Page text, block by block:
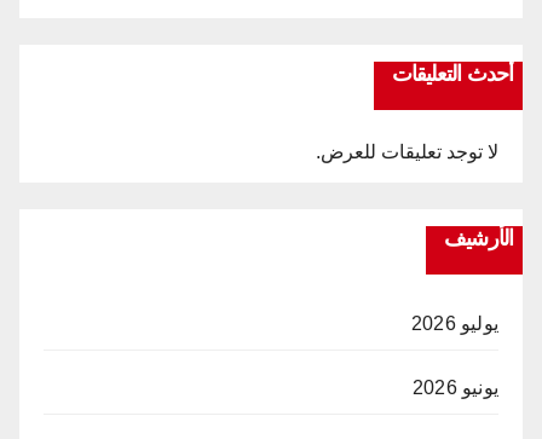
أحدث التعليقات
لا توجد تعليقات للعرض.
الأرشيف
يوليو 2026
يونيو 2026